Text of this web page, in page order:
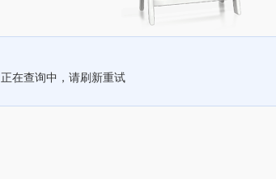
正在查询中，请刷新重试